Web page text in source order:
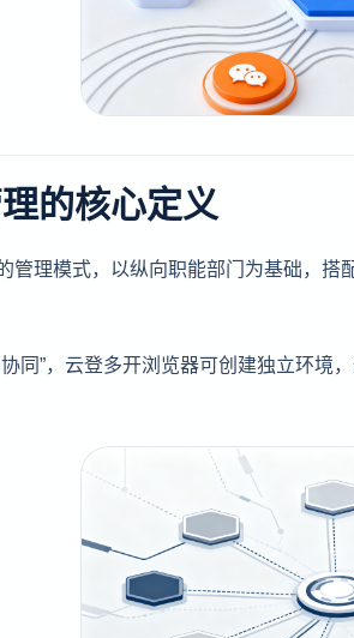
的核心定义
管理模式，以纵向职能部门为基础，搭
同”，云登多开浏览器可创建独立环